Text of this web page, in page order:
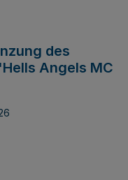
des
Angels MC